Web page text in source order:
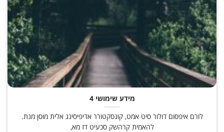
מידע שימושי 4
לורם איפסום דולור סיט אמט, קונסקטורר אדיפיסינג אלית מוסן מנת.
להאמית קרהשק סכעיט דז מא,